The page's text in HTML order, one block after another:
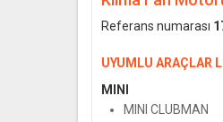
Referans numarası
UYUMLU ARAÇLAR
MINI
MINI CLUBMAN